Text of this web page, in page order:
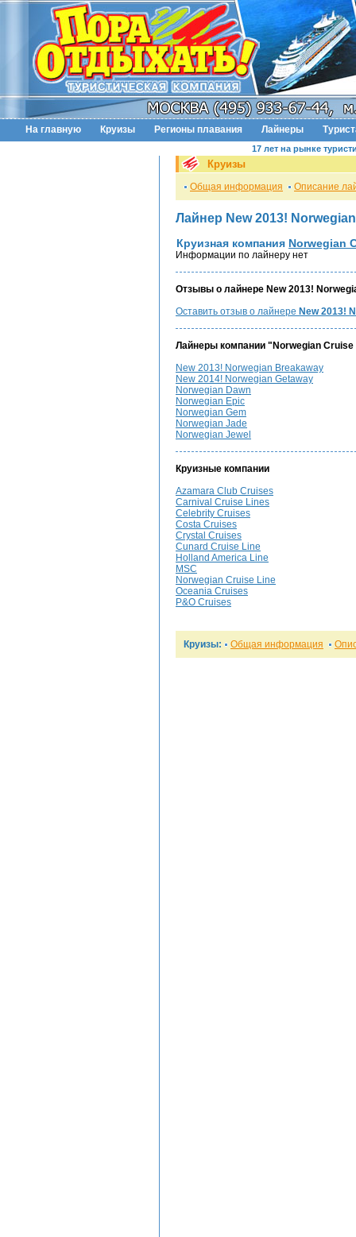
На главную Круизы Регионы плавания Лайнеры
17 лет на рынке
Круизы
Общая информация Описание
Лайнер New 2013!
Круизная компания Norwegian
Информации по лайнеру нет
Отзывы о лайнере New 2013!
Оставить отзыв о лайнере New 2013!
Лайнеры компании "Norwegian Cruise
New 2013! Norwegian Breakaway
New 2014! Norwegian Getaway
Norwegian Dawn
Norwegian Epic
Norwegian Gem
Norwegian Jade
Norwegian Jewel
Круизные компании
Azamara Club Cruises
Carnival Cruise Lines
Celebrity Cruises
Costa Cruises
Crystal Cruises
Cunard Cruise Line
Holland America Line
MSC
Norwegian Cruise Line
Oceania Cruises
P&O Cruises
Круизы: Общая информация